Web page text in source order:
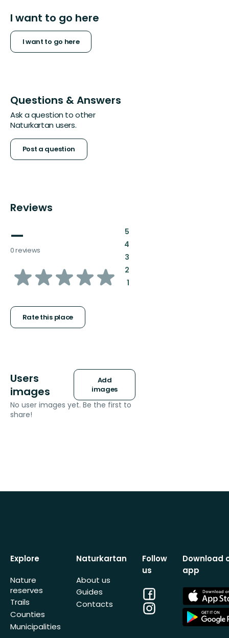
I want to go here
I want to go here
Questions & Answers
Ask a question to other
Naturkartan users.
Post a question
Reviews
—
0 reviews
of
stars
Rate this place
5:
4:
3:
2:
1:
Users
images
Add
images
No user images yet. Be the first to
share!
Explore
Nature
reserves
Trails
Counties
Municipalities
Naturkartan
About us
Guides
Contacts
Follow
us
Facebook
Instagram
Download
app
App
Store
App
Store